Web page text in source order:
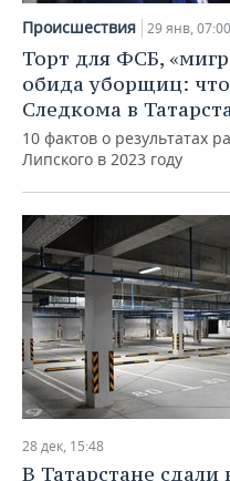
НЕФТЕХИМИЯ
НЕФТЬ
ОПК
ЭНЕРГЕТИКА
РОЗНИЧНАЯ ТОРГОВЛЯ
ТРАНСПОРТ
УСЛУГИ
НОВОСТИ ТЕХНОЛОГИЙ
IT
МЕДИА
ТЕЛЕКОММУНИКАЦИИ
МЕРОПРИЯТИЯ
НОВОСТИ
ВЫЕЗДНАЯ РЕДАКЦИЯ
БИЗНЕС-БРАНЧИ
ONLINE-
ОТКРЫТАЯ ЛЕКЦИЯ
СПОРТ
НОВОСТИ СПОРТА
ФУТБОЛ
ХОККЕЙ
БАСКЕТБОЛ
ВОЛЕЙБОЛ
КИБЕРСПОРТ
ФИГУРНОЕ КАТАНИЕ
ОБЩЕСТВО
НОВОСТИ ОБЩЕСТВА
ВЛАСТЬ
ИНФРАСТРУКТУРА
ИСТОРИЯ
КУЛЬТУРА
МЕДИЦИНА
ФОТОГАЛЕРЕЯ
СЮЖЕТЫ
СПРАВОЧНИК
СПИСОК ПЕРСОН
СПИСОК КОМПАНИЙ
ПОЛНАЯ ВЕРСИЯ
Происшествия 29 янв, 07:00
Торт для ФСБ,
обида уборщиц:
Следкома в
10 фактов о результатах
Липского в 2023 году
28 дек, 15:48
В Татарстане сдали